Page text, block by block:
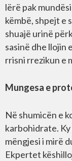
lërë pak
këmbë, shpejt e
shuajë urinë
sasinë dhe llojin
rrisni rrezikun e
Mungesa e
Në shumicën e
karbohidrate.
mëngjesi i mirë
Ekpertet